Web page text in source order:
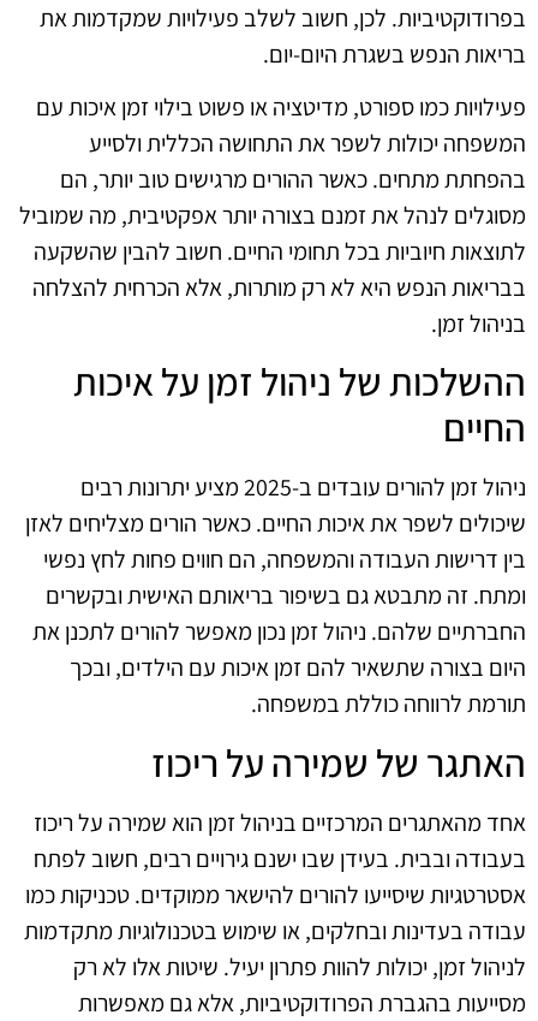
בפרודוקטיביות. לכן, חשוב לשלב פעילויות שמקדמות את
בריאות הנפש בשגרת היום-יום.
פעילויות כמו ספורט, מדיטציה או פשוט בילוי זמן איכות עם
המשפחה יכולות לשפר את התחושה הכללית ולסייע
בהפחתת מתחים. כאשר ההורים מרגישים טוב יותר, הם
מסוגלים לנהל את זמנם בצורה יותר אפקטיבית, מה שמוביל
לתוצאות חיוביות בכל תחומי החיים. חשוב להבין שהשקעה
בבריאות הנפש היא לא רק מותרות, אלא הכרחית להצלחה
בניהול זמן.
ההשלכות של ניהול זמן על איכות
החיים
ניהול זמן להורים עובדים ב-2025 מציע יתרונות רבים
שיכולים לשפר את איכות החיים. כאשר הורים מצליחים לאזן
בין דרישות העבודה והמשפחה, הם חווים פחות לחץ נפשי
ומתח. זה מתבטא גם בשיפור בריאותם האישית ובקשרים
החברתיים שלהם. ניהול זמן נכון מאפשר להורים לתכנן את
היום בצורה שתשאיר להם זמן איכות עם הילדים, ובכך
תורמת לרווחה כוללת במשפחה.
האתגר של שמירה על ריכוז
אחד מהאתגרים המרכזיים בניהול זמן הוא שמירה על ריכוז
בעבודה ובבית. בעידן שבו ישנם גירויים רבים, חשוב לפתח
אסטרטגיות שיסייעו להורים להישאר ממוקדים. טכניקות כמו
עבודה בעדינות ובחלקים, או שימוש בטכנולוגיות מתקדמות
לניהול זמן, יכולות להוות פתרון יעיל. שיטות אלו לא רק
מסייעות בהגברת הפרודוקטיביות, אלא גם מאפשרות